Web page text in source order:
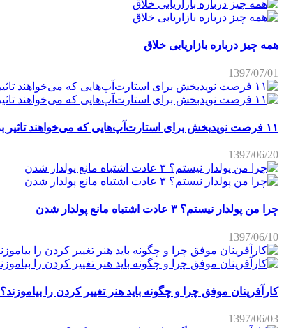
همه چیز درباره بازاریابی خلاق
1397/07/01
۱۱ فرصت نویدبخش برای استارت‌آپ‌هایی که می‌خواهند تاثیر بزرگی برجای بگذارند
1397/06/20
چرا من پولدار نیستم؟ ۳ عادت اشتباه مانع پولدار شدن
1397/06/10
کارآفرینان موفق چرا و چگونه باید هنر تغییر کردن را بیاموزند؟
1397/06/03